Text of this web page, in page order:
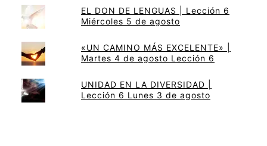
EL DON DE LENGUAS | Lección 6
Miércoles 5 de agosto
«UN CAMINO MÁS EXCELENTE» |
Martes 4 de agosto Lección 6
UNIDAD EN LA DIVERSIDAD |
Lección 6 Lunes 3 de agosto